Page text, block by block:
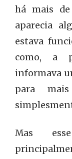
há mais
aparecia
estava
como, a
informava
para
Mas